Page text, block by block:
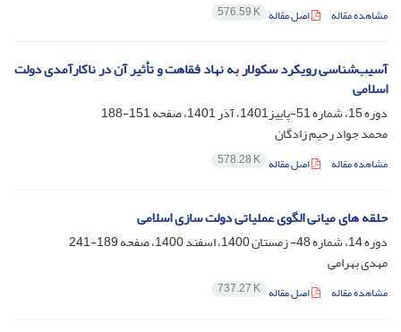
مشاهده مقاله اصل مقاله 576.59 K
آسیب‌شناسی رویکرد سکولار به نهاد فقاهت و تأثیر آن در ناکارآمدی دولت
اسلامی
دوره 15، شماره 51-پاییز1401، آذر 1401، صفحه
151-188
محمد جواد رحیم زادگان
مشاهده مقاله اصل مقاله 578.28 K
حلقه ‎های میانی الگوی عملیاتی دولت سازی اسلامی
دوره 14، شماره 48- زمستان 1400، اسفند 1400، صفحه
189-241
مهدی بهرامی
مشاهده مقاله اصل مقاله 737.27 K